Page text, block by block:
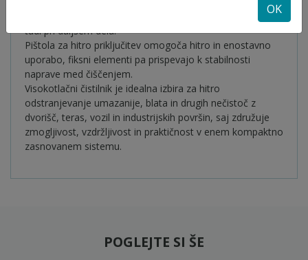
ergonomskim ročajem pa zagotavlja odlično mobilnost
tudi pri daljšem delu.
Pištola za hitro priključitev omogoča hitro in enostavno
uporabo, fiksni elementi pa prispevajo k stabilnosti
naprave med čiščenjem.
Visokotlačni čistilnik je idealna izbira za hitro
odstranjevanje umazanije, blata in drugih nečistoč z
dvorišč, teras, vozil in industrijskih površin, saj združuje
zmogljivost, vzdržljivost in praktičnost v enem kompaktno
zasnovanem sistemu.
POGLEJTE SI ŠE
OK